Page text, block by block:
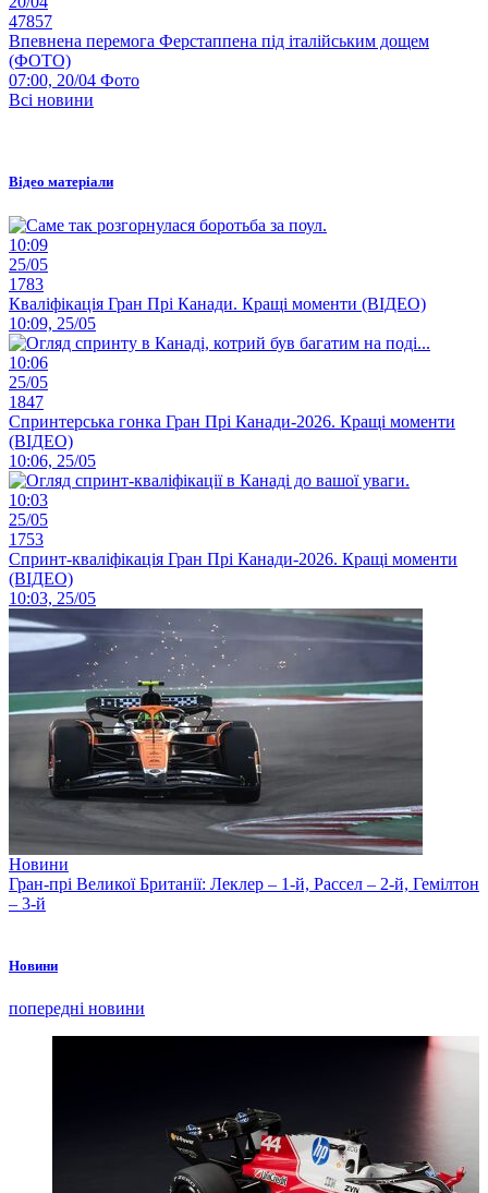
47857
Впевнена перемога Ферстаппена під італійським дощем
(ФОТО)
07:00, 20/04 Фото
Всі новини
Відео матеріали
10:09
25/05
1783
Кваліфікація Гран Прі Канади. Кращі моменти (ВІДЕО)
10:09, 25/05
10:06
25/05
1847
Спринтерська гонка Гран Прі Канади-2026. Кращі моменти
(ВІДЕО)
10:06, 25/05
10:03
25/05
1753
Спринт-кваліфікація Гран Прі Канади-2026. Кращі моменти
(ВІДЕО)
10:03, 25/05
Новини
Гран-прі Великої Британії: Леклер – 1-й, Рассел – 2-й, Гемілтон
– 3-й
Новини
попередні новини